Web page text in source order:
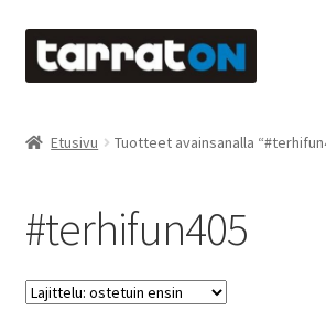
Siirry
navigointiin
Siirry
sisältöön
Laserleikkaus & -kaiverrus
Mainosteippaukset & teippausten poisto
Etusivu Tuotteet avainsanalla
#terhifun405